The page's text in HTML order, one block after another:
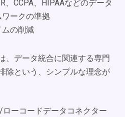
、CCPA、HIPAAなどのデータ
ークの準拠
の削減
、データ統合に関連する専門
除という、シンプルな理念が
ーコードデータコネクター